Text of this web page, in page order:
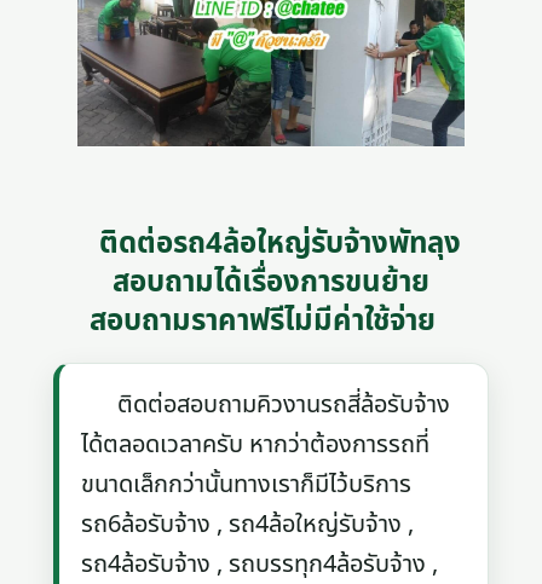
ติดต่อรถ4ล้อใหญ่รับจ้างพัทลุง
สอบถามได้เรื่องการขนย้าย
สอบถามราคาฟรีไม่มีค่าใช้จ่าย
ติดต่อสอบถามคิวงานรถสี่ล้อรับจ้าง
ได้ตลอดเวลาครับ หากว่าต้องการรถที่
ขนาดเล็กกว่านั้นทางเราก็มีไว้บริการ
รถ6ล้อรับจ้าง , รถ4ล้อใหญ่รับจ้าง ,
รถ4ล้อรับจ้าง , รถบรรทุก4ล้อรับจ้าง ,